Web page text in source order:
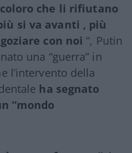
che li rifiutano
si va avanti , più
con noi “, Putin
una “guerra” in
l’intervento della
ha segnato
“mondo